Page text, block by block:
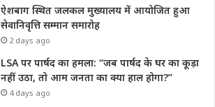
ऐशबाग स्थित जलकल मुख्यालय में आयोजित हुआ
सेवानिवृत्ति सम्मान समारोह
2 days ago
LSA पर पार्षद का हमला: “जब पार्षद के घर का कूड़ा
नहीं उठा, तो आम जनता का क्या हाल होगा?”
4 days ago